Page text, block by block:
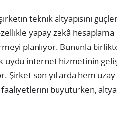
teknik altyapısını
yapay zekâ
planlıyor. Bununla
uydu internet hizmetinin
Şirket son yıllarda hem uzay
büyütürken,